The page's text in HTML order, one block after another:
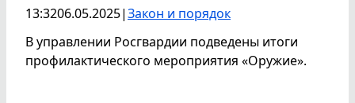
13:3206.05.2025|Закон и порядок
В управлении Росгвардии подведены итоги
профилактического мероприятия «Оружие».